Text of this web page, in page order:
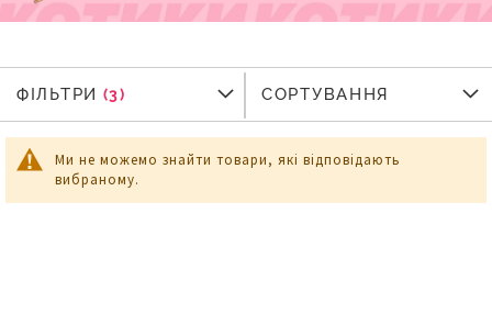
Ми не можемо знайти товари, які відповідають
вибраному.
ФІЛЬТРИ
ФІЛЬТРИ СОРТУВАННЯ